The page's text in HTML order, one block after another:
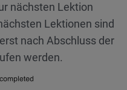
nächsten Lektion
Lektionen sind
nach Abschluss der
werden.